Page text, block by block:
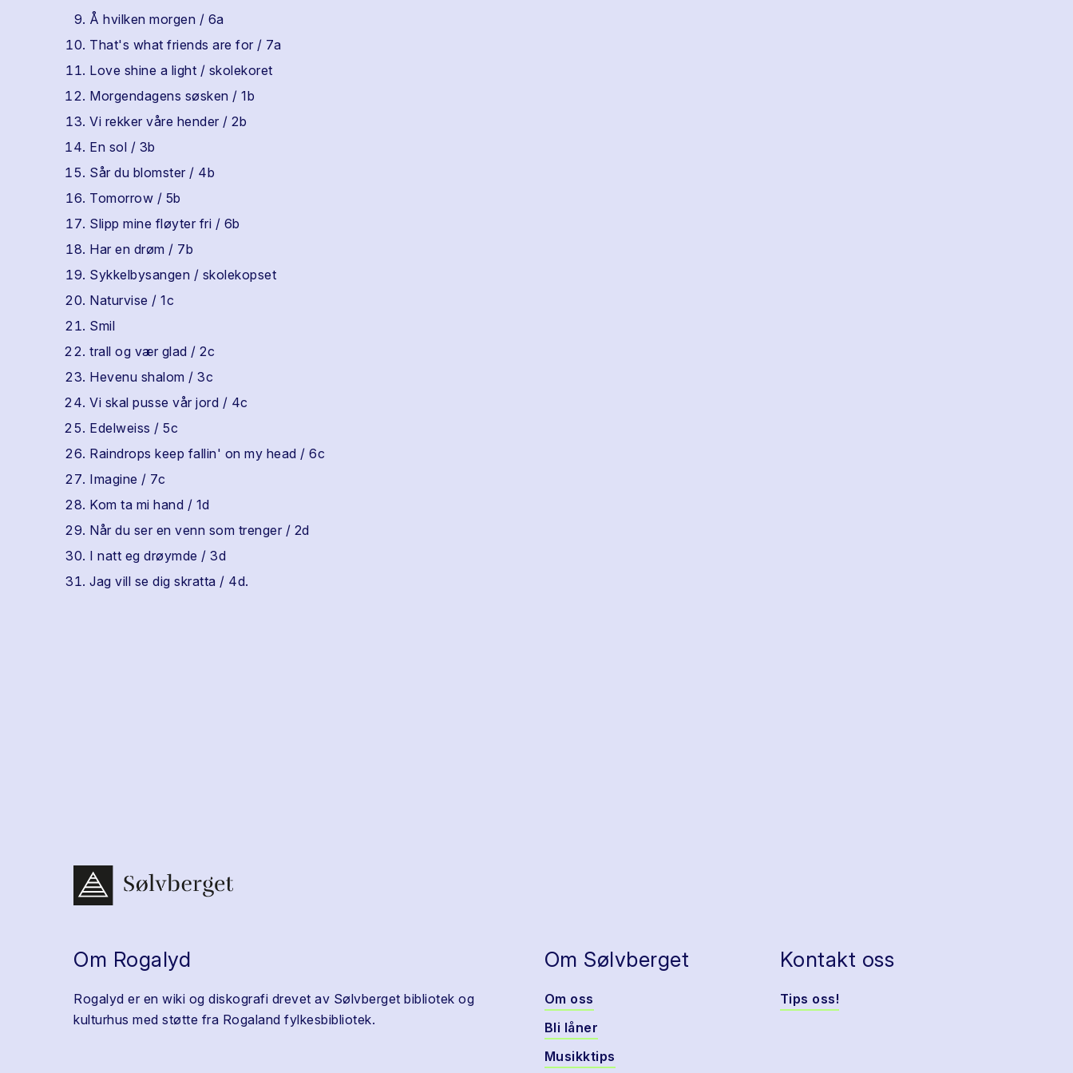
Å hvilken morgen / 6a
That's what friends are for / 7a
Love shine a light / skolekoret
Morgendagens søsken / 1b
Vi rekker våre hender / 2b
En sol / 3b
Sår du blomster / 4b
Tomorrow / 5b
Slipp mine fløyter fri / 6b
Har en drøm / 7b
Sykkelbysangen / skolekopset
Naturvise / 1c
Smil
trall og vær glad / 2c
Hevenu shalom / 3c
Vi skal pusse vår jord / 4c
Edelweiss / 5c
Raindrops keep fallin' on my head / 6c
Imagine / 7c
Kom ta mi hand / 1d
Når du ser en venn som trenger / 2d
I natt eg drøymde / 3d
Jag vill se dig skratta / 4d.
Om Rogalyd
Rogalyd er en wiki og diskografi drevet av Sølvberget bibliotek og
kulturhus med støtte fra Rogaland fylkesbibliotek.
Om Sølvberget
Om oss
Bli låner
Musikktips
Kontakt oss
Tips oss!